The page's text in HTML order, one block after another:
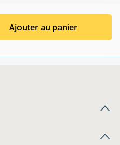
Ajouter au panier